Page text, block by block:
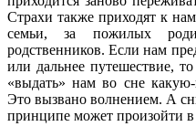
Страхи также приходят к
семьи, за пожилых
родственников. Если нам
или дальнее путешествие,
«выдать» нам во сне какую-
Это вызвано волнением. А
принципе может произойти в